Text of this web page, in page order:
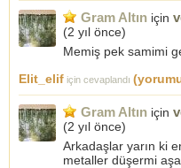
Gram Altın için
(2 yıl önce)
Memiş pek samimi
Elit_elif için cevaplandı
Gram Altın için
(2 yıl önce)
Arkadaşlar yarın ki
metaller düşermi